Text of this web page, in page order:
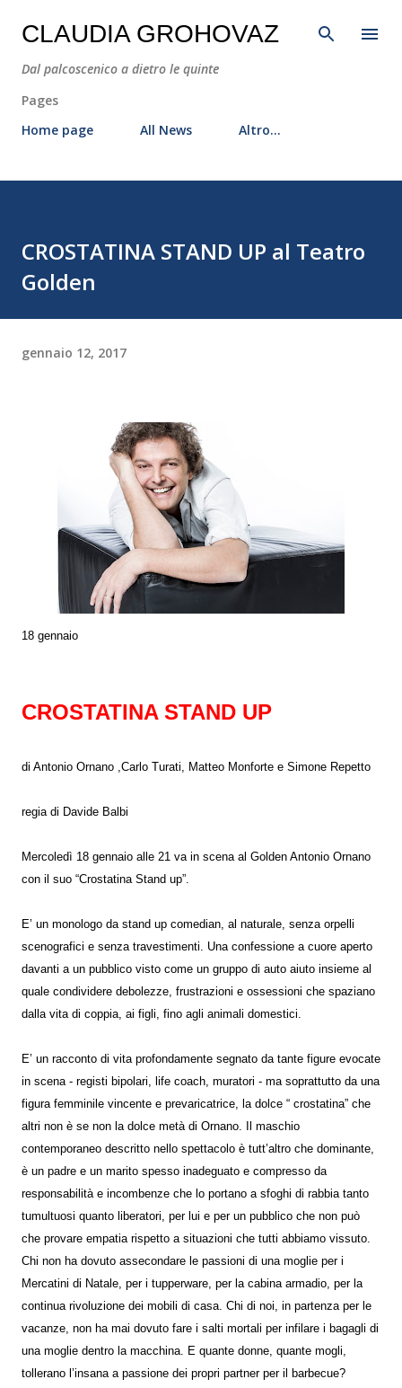
Passa ai contenuti principali
CLAUDIA GROHOVAZ
Dal palcoscenico a dietro le quinte
Pages
Home page
All News Altro…
CROSTATINA STAND UP al Teatro
Golden
gennaio 12, 2017
18 gennaio
CROSTATINA STAND UP
di Antonio Ornano ,Carlo Turati, Matteo Monforte e Simone Repetto
regia di Davide Balbi
Mercoledì 18 gennaio alle 21 va in scena al Golden Antonio Ornano
con il suo “Crostatina Stand up”.
E’ un monologo da stand up comedian, al naturale, senza orpelli
scenografici e senza travestimenti. Una confessione a cuore aperto
davanti a un pubblico visto come un gruppo di auto aiuto insieme al
quale condividere debolezze, frustrazioni e ossessioni che spaziano
dalla vita di coppia, ai figli, fino agli animali domestici.
E’ un racconto di vita profondamente segnato da tante figure evocate
in scena - registi bipolari, life coach, muratori - ma soprattutto da una
figura femminile vincente e prevaricatrice, la dolce “ crostatina” che
altri non è se non la dolce metà di Ornano. Il maschio
contemporaneo descritto nello spettacolo è tutt’altro che dominante,
è un padre e un marito spesso inadeguato e compresso da
responsabilità e incombenze che lo portano a sfoghi di rabbia tanto
tumultuosi quanto liberatori, per lui e per un pubblico che non può
che provare empatia rispetto a situazioni che tutti abbiamo vissuto.
Chi non ha dovuto assecondare le passioni di una moglie per i
Mercatini di Natale, per i tupperware, per la cabina armadio, per la
continua rivoluzione dei mobili di casa. Chi di noi, in partenza per le
vacanze, non ha mai dovuto fare i salti mortali per infilare i bagagli di
una moglie dentro la macchina. E quante donne, quante mogli,
tollerano l’insana a passione dei propri partner per il barbecue?